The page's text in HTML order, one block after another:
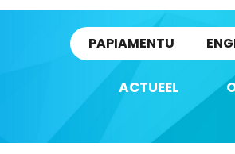
PAPIAMENTU
ACTUEEL